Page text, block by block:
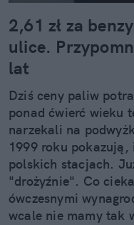
2,61 zł za
ulice.
lat
Dziś ceny paliw
ponad ćwierć wieku
narzekali na
1999 roku pokazują,
polskich stacjach.
"drożyźnie". Co
ówczesnymi
wcale nie mamy tak